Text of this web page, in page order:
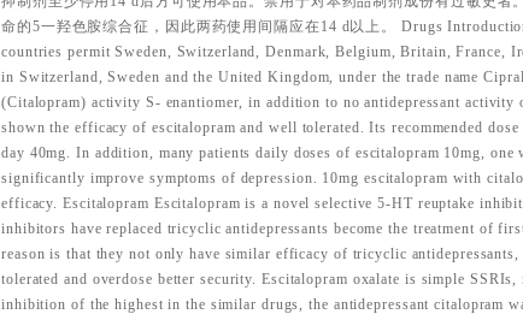
命的5一羟色胺综合征，因此两药使用间隔应在14 d以上。 Drugs
countries permit Sweden, Switzerland, Denmark, Belgium, Britain, France,
in Switzerland, Sweden and the United Kingdom, under the trade name
(Citalopram) activity S- enantiomer, in addition to no antidepressant activity
shown the efficacy of escitalopram and well tolerated. Its recommended
day 40mg. In addition, many patients daily doses of escitalopram 10mg, one
significantly improve symptoms of depression. 10mg escitalopram with
efficacy. Escitalopram Escitalopram is a novel selective 5-HT reuptake
inhibitors have replaced tricyclic antidepressants become the treatment of
reason is that they not only have similar efficacy of tricyclic
tolerated and overdose better security. Escitalopram oxalate is simple
inhibition of the highest in the similar drugs, the antidepressant citalopram